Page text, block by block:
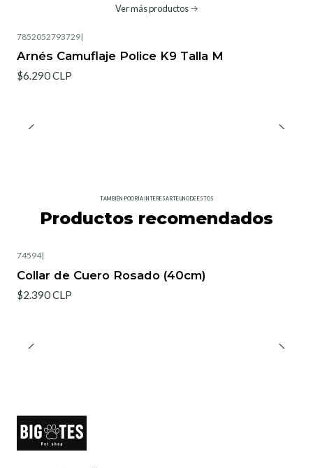
Ver más productos
7852052793729|
Arnés Camuflaje Police K9 Talla M
$6.290 CLP
TAMBIÉN PODRÍA INTERESARTE UNO DE ESTOS
Productos recomendados
74594|
Collar de Cuero Rosado (40cm)
$2.390 CLP